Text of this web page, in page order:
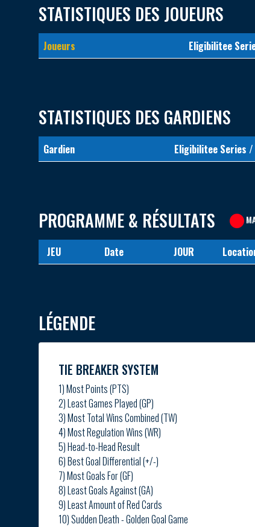
STATISTIQUES DES JOUEURS
Joueurs Eligibilitee
STATISTIQUES DES GARDIENS
Gardien Eligibilitee Series
PROGRAMME & RÉSULTATS
JEU Date JOUR
LÉGENDE
TIE BREAKER SYSTEM
1) Most Points (PTS)
2) Least Games Played (GP)
3) Most Total Wins Combined (TW)
4) Most Regulation Wins (WR)
5) Head-to-Head Result
6) Best Goal Differential (+/-)
7) Most Goals For (GF)
8) Least Goals Against (GA)
9) Least Amount of Red Cards
10) Sudden Death - Golden Goal Game